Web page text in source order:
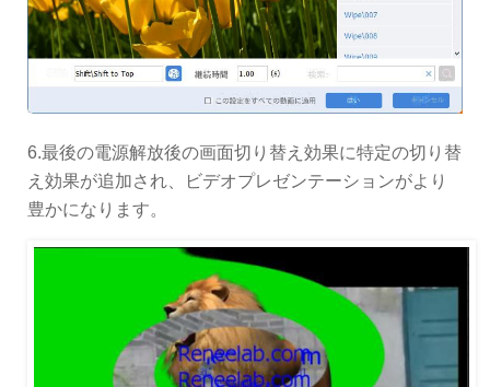
6.最後の電源解放後の画面切り替え効果に特定の切り替
え効果が追加され、ビデオプレゼンテーションがより
豊かになります。